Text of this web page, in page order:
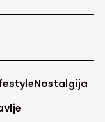
Nostalgija